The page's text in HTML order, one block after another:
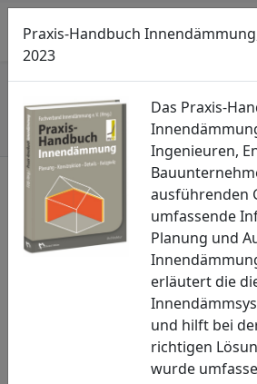
Start»FVID - Nachgedacht»
3/2019 – Anforderungen nach
Bestandsgebäuden
FVID - Nachgedacht
3/2019 –
bei
Zur EnEV 2013 /2015 werden
Seitenmenü öffnen
Praxis-Handbuch
2023
Das Praxis-
Ingenieuren,
ausführenden
umfassende
Planung und
erläutert die
und hilft bei
richtigen
wurde